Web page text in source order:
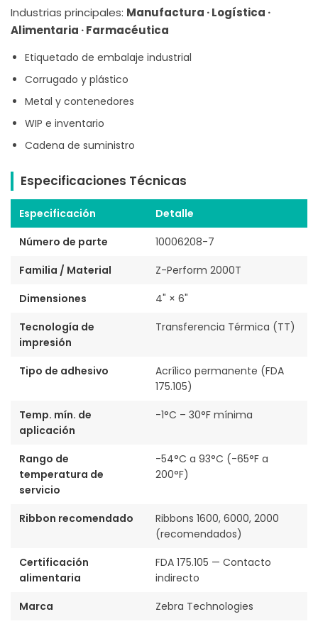
Industrias principales: Manufactura · Logística ·
Alimentaria · Farmacéutica
Etiquetado de embalaje industrial
Corrugado y plástico
Metal y contenedores
WIP e inventario
Cadena de suministro
Especificaciones Técnicas
Especificación
Detalle
Número de parte
10006208-7
Familia / Material
Z-Perform 2000T
Dimensiones
4" × 6"
Tecnología de
impresión
Transferencia Térmica (TT)
Tipo de adhesivo
Acrílico permanente (FDA
175.105)
Temp. mín. de
aplicación
-1°C – 30°F mínima
Rango de
temperatura de
servicio
-54°C a 93°C (-65°F a
200°F)
Ribbon recomendado
Ribbons 1600, 6000, 2000
(recomendados)
Certificación
alimentaria
FDA 175.105 — Contacto
indirecto
Marca
Zebra Technologies